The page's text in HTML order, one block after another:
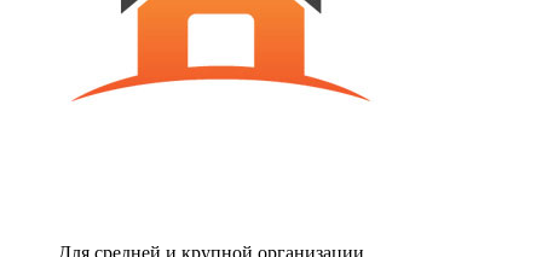
Для средней и крупной организации